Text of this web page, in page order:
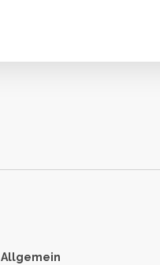
Allgemein